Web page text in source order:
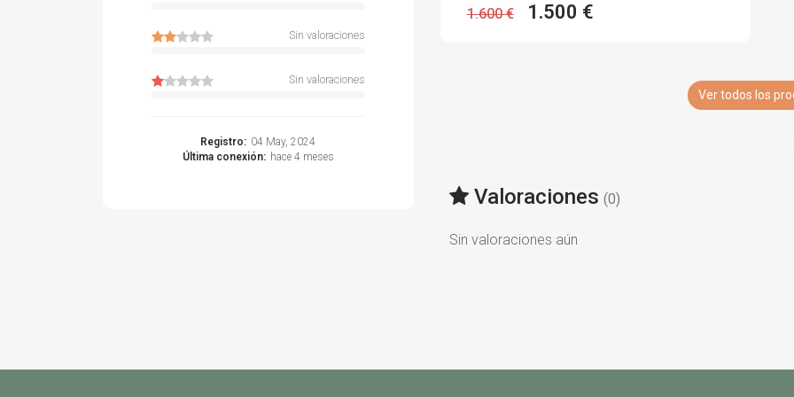
Sin valoraciones
Sin valoraciones
Registro: 04 May, 2024
Última conexión: hace 4 meses
1.600 € 1.500 €
Ver todos los
Valoraciones (0)
Sin valoraciones aún